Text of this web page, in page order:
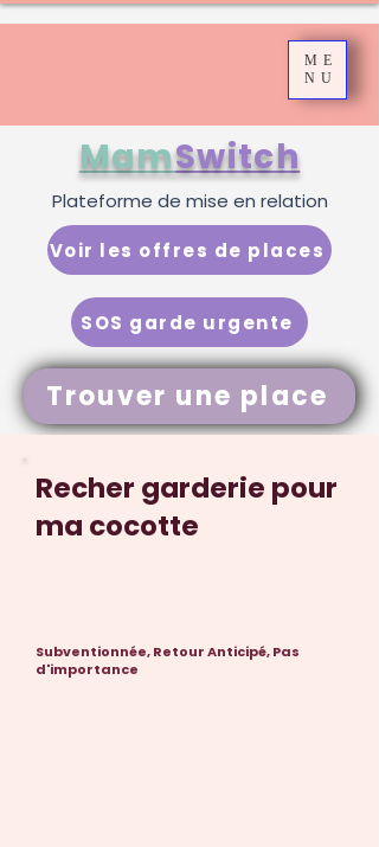
ME
NU
Trouver une place
MamSwitch
SOS garde urgente
Voir les offres de places
Plateforme de mise en relation
Recher garderie pour
ma cocotte
Subventionnée, Retour Anticipé, Pas
d'importance